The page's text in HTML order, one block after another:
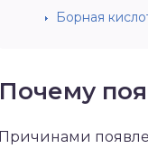
Борная
Почему
Причинами